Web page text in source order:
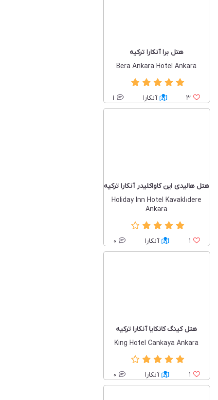
هتل برا آنکارا ترکیه
Bera Ankara Hotel Ankara
3 آنکارا 1
هتل هالیدی این کاواکلیدر آنکارا ترکیه
Holiday Inn Hotel Kavaklıdere
Ankara
1 آنکارا 0
هتل کینگ کانکایا آنکارا ترکیه
King Hotel Cankaya Ankara
1 آنکارا 0